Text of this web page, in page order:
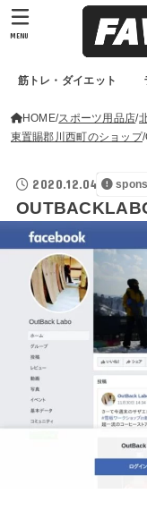
筋トレ・ダイエット
MENU
HOME スポーツ用品店
東置賜郡川西町のショップ
2020.12.04